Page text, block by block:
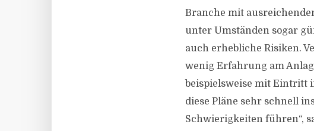
Branche mit
unter Umständen sogar
auch erhebliche Risiken.
wenig Erfahrung am
beispielsweise mit Eintritt
diese Pläne sehr schnell
Schwierigkeiten führen“,